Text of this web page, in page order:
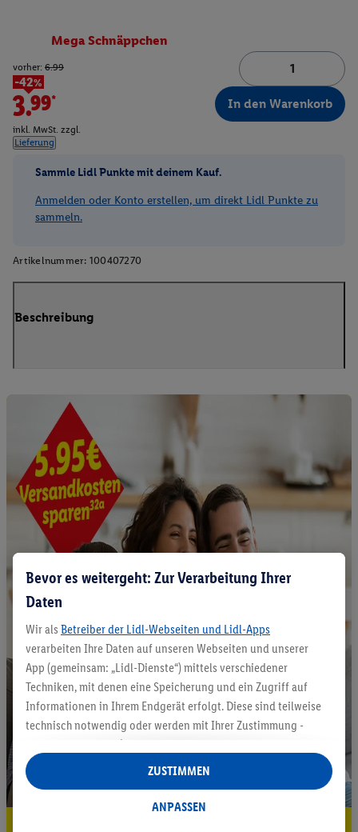
Mega Schnäppchen
vorher: 6.99
-42%
3.99*
inkl. MwSt. zzgl.
Lieferung
In den Warenkorb
Sammle Lidl Punkte mit deinem Kauf.
Anmelden oder Konto erstellen, um direkt Lidl Punkte zu
sammeln.
Artikelnummer: 100407270
Beschreibung
Bevor es weitergeht: Zur Verarbeitung Ihrer
Daten
Wir als Betreiber der Lidl-Webseiten und Lidl-Apps
verarbeiten Ihre Daten auf unseren Webseiten und unserer
App (gemeinsam: „Lidl-Dienste“) mittels verschiedener
Techniken, mit denen eine Speicherung und ein Zugriff auf
Informationen in Ihrem Endgerät erfolgt. Diese sind teilweise
technisch notwendig oder werden mit Ihrer Zustimmung -
auch durch Partner (u.a.
Verantwortliche; im Zusammenhang mit dem IAB TCF
insgesamt
Statistik-Erstellung oder für personalisierte Werbung
ANPASSEN
ZUSTIMMEN